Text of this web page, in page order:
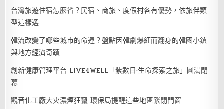
台灣旅遊住宿怎麼省？民宿、商旅、度假村各有優勢，依旅伴類
型這樣選
韓流改變了哪些城市的命運？盤點因韓劇爆紅而翻身的韓國小鎮
與地方經濟奇蹟
創新健康管理平台 LIVE4WELL「紫數日·生命探索之旅」圓滿閉
幕
觀音化工廠大火濃煙狂竄 環保局提醒這些地區緊閉門窗